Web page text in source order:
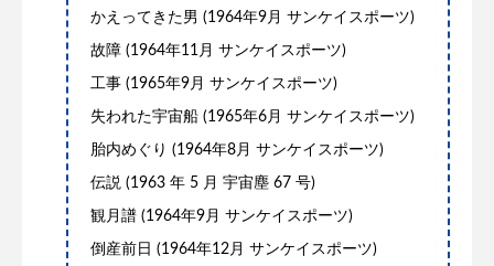
かえってきた男 (1964年9月 サンケイスポーツ)
故障 (1964年11月 サンケイスポーツ)
工事 (1965年9月 サンケイスポーツ)
失われた宇宙船 (1965年6月 サンケイスポーツ)
胎内めぐり (1964年8月 サンケイスポーツ)
伝説 (1963 年 5 月 宇宙塵 67 号)
観月譜 (1964年9月 サンケイスポーツ)
倒産前日 (1964年12月 サンケイスポーツ)